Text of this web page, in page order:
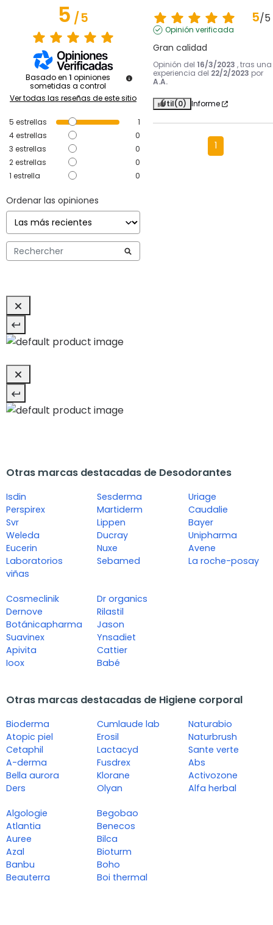
5/5
Basado en 1 opiniones
sometidas a control
Ver todas las reseñas de este sitio
5 estrellas
1
4estrellas
0
3 estrellas
0
2estrellas
0
1 estrella 0
Ordenar las opiniones
5/5
Opinión verificada
Gran calidad
Opinión del 16/3/2023 , tras una
experiencia del 22/2/2023 por
A.A.
Útil(0) Informe
1
Otras marcas destacadas de Desodorantes
Isdin
Perspirex
Svr
Weleda
Eucerin
Laboratorios
viñas
Sesderma
Martiderm
Lippen
Ducray
Nuxe
Sebamed
Uriage
Caudalie
Bayer
Unipharma
Avene
La roche-posay
Cosmeclinik
Dernove
Botánicapharma
Suavinex
Apivita
Ioox
Dr organics
Rilastil
Jason
Ynsadiet
Cattier
Babé
Otras marcas destacadas de Higiene corporal
Bioderma
Atopic piel
Cetaphil
A-derma
Bella aurora
Ders
Cumlaude lab
Erosil
Lactacyd
Fusdrex
Klorane
Olyan
Naturabio
Naturbrush
Sante verte
Abs
Activozone
Alfa herbal
Algologie
Atlantia
Auree
Azal
Banbu
Beauterra
Begobao
Benecos
Bilca
Bioturm
Boho
Boi thermal